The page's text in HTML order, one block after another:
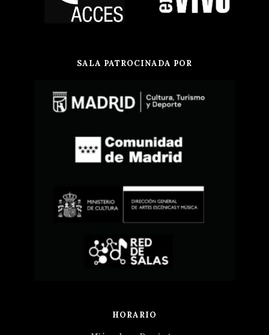
SALA PATROCINADA POR
HORARIO